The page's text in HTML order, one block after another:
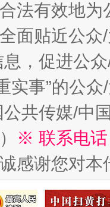
今
法有效地
面贴近公
，促进公
实事”的公
公共传媒/中
※ 联系电
感谢您对